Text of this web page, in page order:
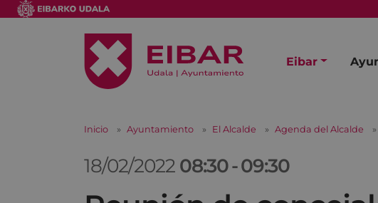
Eibar
Inicio Ayuntamiento El Alcalde Agenda del Alcalde
18/02/2022 08:30-09:30